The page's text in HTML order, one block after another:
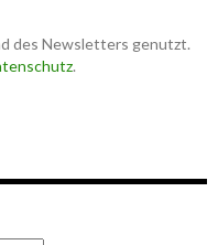
des Newsletters genutzt.
.